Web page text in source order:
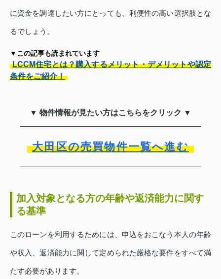
に資金を調達したい方にとっても、利便性の高い選択肢とな
るでしょう。
▼この記事も読まれています
LCCM住宅とは？購入するメリット・デメリットや認定
条件をご紹介！
▼ 物件情報が見たい方はこちらをクリック ▼
大田区の売買物件一覧へ進む
加入対象となる方の年齢や返済能力に関す
る基準
このローンを利用するためには、申込をおこなう本人の年齢
や収入、返済能力に関して定められた厳格な要件をすべて満
たす必要があります。